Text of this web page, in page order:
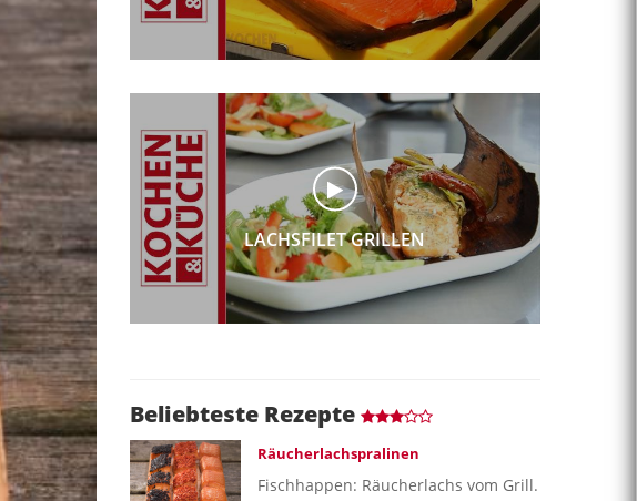
LACHSFILET GRILLEN
Beliebteste Rezepte
Räucherlachspralinen
Fischhappen: Räucherlachs vom Grill.